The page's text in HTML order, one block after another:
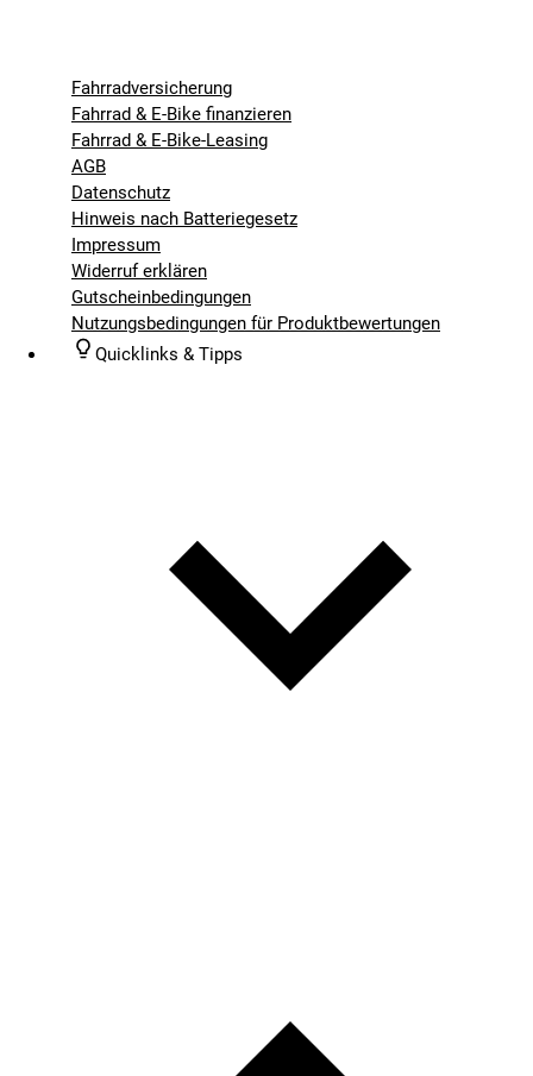
Fahrradversicherung
Fahrrad & E-Bike finanzieren
Fahrrad & E-Bike-Leasing
AGB
Datenschutz
Hinweis nach Batteriegesetz
Impressum
Widerruf erklären
Gutscheinbedingungen
Nutzungsbedingungen für Produktbewertungen
Quicklinks & Tipps